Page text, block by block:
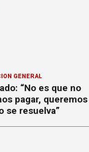
GENERAL
“No es que no
pagar,
se resuelva”